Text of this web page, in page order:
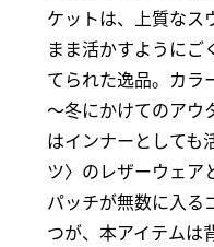
ケットは、上質なス
まま活かすようにご
てられた逸品。カラ
～冬にかけてのアウ
はインナーとしても
ツ〉のレザーウェア
パッチが無数に入る
つが、本アイテムは